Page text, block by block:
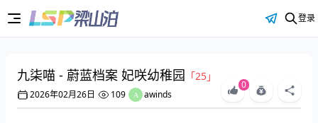
登录
九柒喵 - 蔚蓝档案 妃咲幼稚园 「25」
2026年02月26日 109 awinds
0